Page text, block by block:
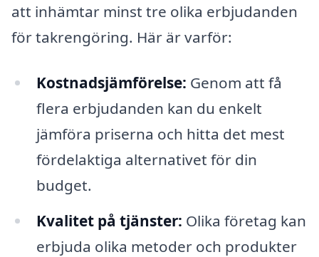
att inhämtar minst tre olika erbjudanden
för takrengöring. Här är varför:
Kostnadsjämförelse: Genom att få
flera erbjudanden kan du enkelt
jämföra priserna och hitta det mest
fördelaktiga alternativet för din
budget.
Kvalitet på tjänster: Olika företag kan
erbjuda olika metoder och produkter